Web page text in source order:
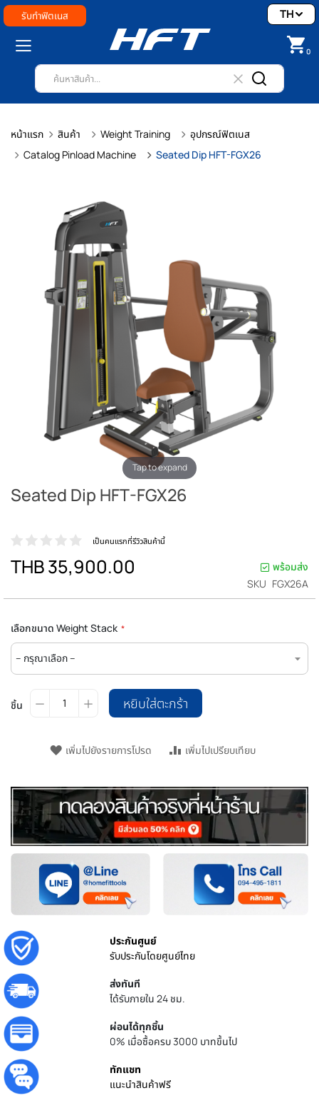
รับทำฟิตเนส
0
TH
หน้าแรก สินค้า Weight Training
อุปกรณ์ฟิตเนส
Catalog Pinload Machine
Seated Dip HFT-FGX26
Tap to expand
Seated Dip HFT-FGX26
เป็นคนแรกที่รีวิวสินค้านี้
THB 35,900.00
พร้อมส่ง
SKU FGX26A
เลือกขนาด Weight Stack
ชิ้น หยิบใส่ตะกร้า
เพิ่มไปยังรายการโปรด เพิ่มไปเปรียบเทียบ
ประกันศูนย์
รับประกันโดยศูนย์ไทย
ส่งทันที
ได้รับภายใน 24 ชม.
ผ่อนได้ทุกชิ้น
0% เมื่อซื้อครบ 3000 บาทขึ้นไป
ทักแชท
แนะนำสินค้าฟรี